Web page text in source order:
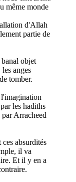
même monde
d'Allah
partie de
objet
anges
tomber.
les hadiths
Arracheed
absurdités
il va
Et il y en a